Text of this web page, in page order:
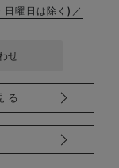
日曜日は除く)／
せ
る